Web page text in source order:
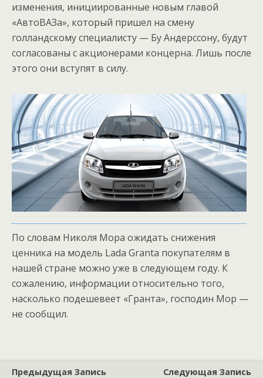
изменения, инициированные новым главой
«АвтоВАЗа», который пришел на смену
голландскому специалисту — Бу Андерссону, будут
согласованы с акционерами концерна. Лишь после
этого они вступят в силу.
По словам Николя Мора ожидать снижения
ценника на модель Lada Granta покупателям в
нашей стране можно уже в следующем году. К
сожалению, информации относительно того,
насколько подешевеет «Гранта», господин Мор —
не сообщил.
Предыдущая Запись Следующая Запись